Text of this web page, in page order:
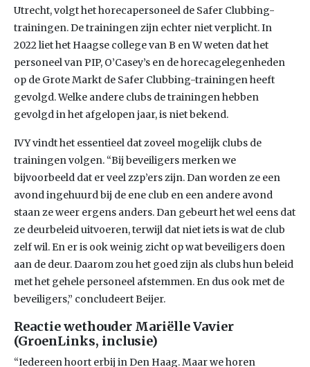
Utrecht, volgt het horecapersoneel de Safer Clubbing-
trainingen. De trainingen zijn echter niet verplicht. In
2022 liet het Haagse college van B en W weten dat het
personeel van PIP, O’Casey’s en de horecagelegenheden
op de Grote Markt de Safer Clubbing-trainingen heeft
gevolgd. Welke andere clubs de trainingen hebben
gevolgd in het afgelopen jaar, is niet bekend.
IVY vindt het essentieel dat zoveel mogelijk clubs de
trainingen volgen. “Bij beveiligers merken we
bijvoorbeeld dat er veel zzp’ers zijn. Dan worden ze een
avond ingehuurd bij de ene club en een andere avond
staan ze weer ergens anders. Dan gebeurt het wel eens dat
ze deurbeleid uitvoeren, terwijl dat niet iets is wat de club
zelf wil. En er is ook weinig zicht op wat beveiligers doen
aan de deur. Daarom zou het goed zijn als clubs hun beleid
met het gehele personeel afstemmen. En dus ook met de
beveiligers,” concludeert Beijer.
Reactie wethouder Mariëlle Vavier
(GroenLinks, inclusie)
“Iedereen hoort erbij in Den Haag. Maar we horen